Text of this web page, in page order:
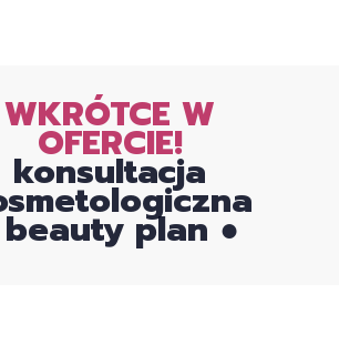
WKRÓTCE W
OFERCIE!
konsultacja
beauty plan ●